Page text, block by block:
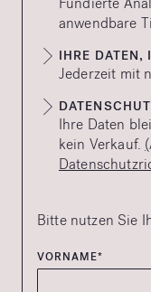
anwendbare
IHRE DATEN,
Jederzeit mit
Ihre Daten
kein Verkauf.
Bitte nutzen Sie
VORNAME*